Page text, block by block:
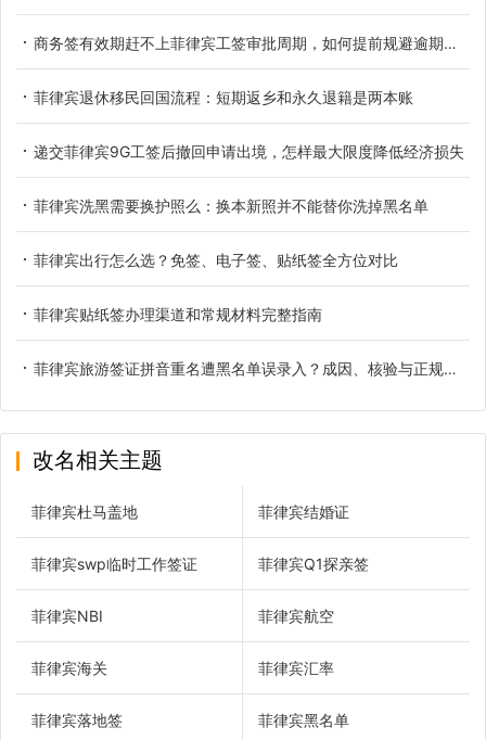
商务签有效期赶不上菲律宾工签审批周期，如何提前规避逾期滞留
菲律宾退休移民回国流程：短期返乡和永久退籍是两本账
递交菲律宾9G工签后撤回申请出境，怎样最大限度降低经济损失
菲律宾洗黑需要换护照么：换本新照并不能替你洗掉黑名单
菲律宾出行怎么选？免签、电子签、贴纸签全方位对比
菲律宾贴纸签办理渠道和常规材料完整指南
菲律宾旅游签证拼音重名遭黑名单误录入？成因、核验与正规解决办法
改名相关主题
菲律宾杜马盖地 菲律宾结婚证
菲律宾swp临时工作签证 菲律宾Q1探亲签
菲律宾NBI 菲律宾航空
菲律宾海关 菲律宾汇率
菲律宾落地签 菲律宾黑名单